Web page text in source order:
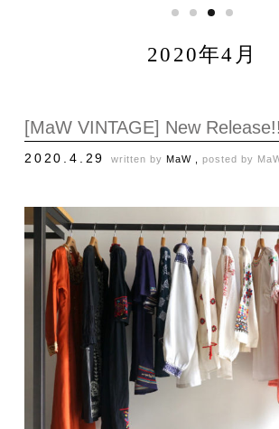
2020年4月
[MaW VINTAGE] New Release!!
2020.4.29 written by MaW , posted by